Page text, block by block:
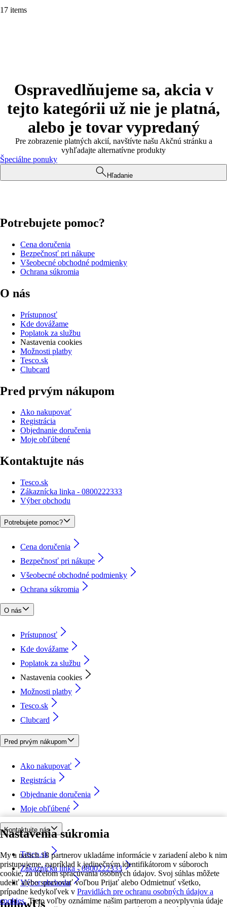
Nastavenia súkromia
My a našich 18 partnerov ukladáme informácie v zariadení alebo k nim
pristupujeme, napríklad k jedinečným identifikátorom v súboroch
cookie, za účelom spracúvania osobných údajov. Svoj súhlas môžete
udeliť alebo spravovať voľbou Prijať alebo Odmietnuť všetko,
prípadne kedykoľvek v Pravidlách pre ochranu osobných údajov a
cookies. Tieto voľby oznámime našim partnerom a neovplyvnia údaje
17 items
Ospravedlňujeme sa, akcia v
tejto kategórii už nie je platná,
alebo je tovar vypredaný
Pre zobrazenie platných akcií, navštívte našu Akčnú stránku a
vyhľadajte alternatívne produkty
Špeciálne ponuky
Hľadanie
Potrebujete pomoc?
Cena doručenia
Bezpečnosť pri nákupe
Všeobecné obchodné podmienky
Ochrana súkromia
O nás
Prístupnosť
Kde dovážame
Poplatok za službu
Nastavenia cookies
Možnosti platby
Tesco.sk
Clubcard
Pred prvým nákupom
Ako nakupovať
Registrácia
Objednanie doručenia
Moje obľúbené
Kontaktujte nás
Tesco.sk
Zákaznícka linka - 0800222333
Výber obchodu
Potrebujete pomoc?
Cena doručenia
Bezpečnosť pri nákupe
Všeobecné obchodné podmienky
Ochrana súkromia
O nás
Prístupnosť
Kde dovážame
Poplatok za službu
Nastavenia cookies
Možnosti platby
Tesco.sk
Clubcard
Pred prvým nákupom
Ako nakupovať
Registrácia
Objednanie doručenia
Moje obľúbené
Kontaktujte nás
Tesco.sk
Zákaznícka linka - 0800222333
Výber obchodu
followUs